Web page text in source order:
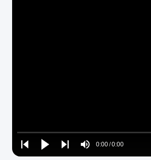
Play
Play
Play
Mute0:00/0:00
Loaded:
0%